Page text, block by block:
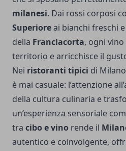
milanesi. Dai rossi corposi
Superioreai bianchi freschi
della Franciacorta, ogni
territorio e arricchisce il
Nei ristoranti tipici di
è mai casuale: l’attenzione
della cultura culinaria e
un’esperienza sensoriale
tra cibo e vino rende il
autentico e coinvolgente,